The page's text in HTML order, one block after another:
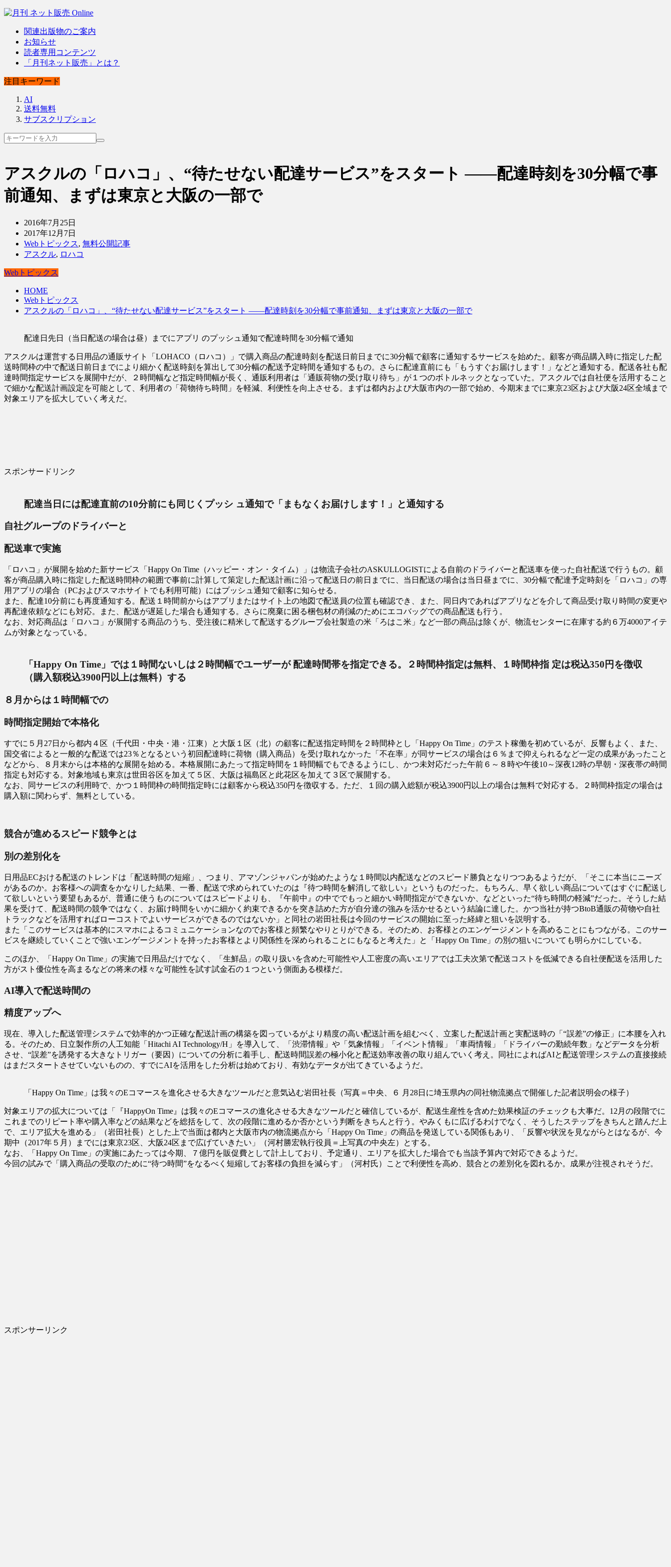
関連出版物のご案内
お知らせ
読者専用コンテンツ
「月刊ネット販売」とは？
注目キーワード
AI
送料無料
サブスクリプション
アスクルの「ロハコ」、“待たせない配達サービス”をスタート ――配達時刻を30分幅で事
前通知、まずは東京と大阪の一部で
2016年7月25日
2017年12月7日
Webトピックス, 無料公開記事
アスクル, ロハコ
Webトピックス
HOME
Webトピックス
アスクルの「ロハコ」、“待たせない配達サービス”をスタート ――配達時刻を30分幅で事前通知、まずは東京と大阪の一部で
配達日先日（当日配送の場合は昼）までにアプリ のプッシュ通知で配達時間を30分幅で通知
アスクルは運営する日用品の通販サイト「LOHACO（ロハコ）」で購入商品の配達時刻を配送日前日までに30分幅で顧客に通知するサービスを始めた。顧客が商品購入時に指定した配
送時間枠の中で配送日前日までにより細かく配送時刻を算出して30分幅の配送予定時間を通知するもの。さらに配達直前にも「もうすぐお届けします！」などと通知する。配送各社も配
達時間指定サービスを展開中だが、２時間幅など指定時間幅が長く、通販利用者は「通販荷物の受け取り待ち」が１つのボトルネックとなっていた。アスクルでは自社便を活用すること
で細かな配送計画設定を可能として、利用者の「荷物待ち時間」を軽減、利便性を向上させる。まずは都内および大阪市内の一部で始め、今期末までに東京23区および大阪24区全域まで
対象エリアを拡大していく考えだ。
スポンサードリンク
配達当日には配達直前の10分前にも同じくプッシ ュ通知で「まもなくお届けします！」と通知する
自社グループのドライバーと
配送車で実施
「ロハコ」が展開を始めた新サービス「Happy On Time（ハッピー・オン・タイム）」は物流子会社のASKULLOGISTによる自前のドライバーと配送車を使った自社配送で行うもの。顧
客が商品購入時に指定した配送時間枠の範囲で事前に計算して策定した配送計画に沿って配送日の前日までに、当日配送の場合は当日昼までに、30分幅で配達予定時刻を「ロハコ」の専
用アプリの場合（PCおよびスマホサイトでも利用可能）にはプッシュ通知で顧客に知らせる。
また、配達10分前にも再度通知する。配送１時間前からはアプリまたはサイト上の地図で配送員の位置も確認でき、また、同日内であればアプリなどを介して商品受け取り時間の変更や
再配達依頼などにも対応。また、配送が遅延した場合も通知する。さらに廃棄に困る梱包材の削減のためにエコバッグでの商品配送も行う。
なお、対応商品は「ロハコ」が展開する商品のうち、受注後に精米して配送するグループ会社製造の米「ろはこ米」など一部の商品は除くが、物流センターに在庫する約６万4000アイテ
ムが対象となっている。
「Happy On Time」では１時間ないしは２時間幅でユーザーが 配達時間帯を指定できる。２時間枠指定は無料、１時間枠指 定は税込350円を徴収
（購入額税込3900円以上は無料）する
８月からは１時間幅での
時間指定開始で本格化
すでに５月27日から都内４区（千代田・中央・港・江東）と大阪１区（北）の顧客に配送指定時間を２時間枠とし「Happy On Time」のテスト稼働を初めているが、反響もよく、また、
国交省によると一般的な配送では23％となるという初回配達時に荷物（購入商品）を受け取れなかった「不在率」が同サービスの場合は６％まで抑えられるなど一定の成果があったこと
などから、８月末からは本格的な展開を始める。本格展開にあたって指定時間を１時間幅でもできるようにし、かつ未対応だった午前６～８時や午後10～深夜12時の早朝・深夜帯の時間
指定も対応する。対象地域も東京は世田谷区を加えて５区、大阪は福島区と此花区を加えて３区で展開する。
なお、同サービスの利用時で、かつ１時間枠の時間指定時には顧客から税込350円を徴収する。ただ、１回の購入総額が税込3900円以上の場合は無料で対応する。２時間枠指定の場合は
購入額に関わらず、無料としている。
競合が進めるスピード競争とは
別の差別化を
日用品ECおける配送のトレンドは「配送時間の短縮」、つまり、アマゾンジャパンが始めたような１時間以内配送などのスピード勝負となりつつあるようだが、「そこに本当にニーズ
があるのか。お客様への調査をかなりした結果、一番、配送で求められていたのは『待つ時間を解消して欲しい』というものだった。もちろん、早く欲しい商品についてはすぐに配送し
て欲しいという要望もあるが、普通に使うものについてはスピードよりも、『午前中』の中ででもっと細かい時間指定ができないか、などといった“待ち時間の軽減”だった。そうした結
果を受けて、配送時間の競争ではなく、お届け時間をいかに細かく約束できるかを突き詰めた方が自分達の強みを活かせるという結論に達した。かつ当社が持つBtoB通販の荷物や自社
トラックなどを活用すればローコストでよいサービスができるのではないか」と同社の岩田社長は今回のサービスの開始に至った経緯と狙いを説明する。
また「このサービスは基本的にスマホによるコミュニケーションなのでお客様と頻繁なやりとりができる。そのため、お客様とのエンゲージメントを高めることにもつながる。このサー
ビスを継続していくことで強いエンゲージメントを持ったお客様とより関係性を深められることにもなると考えた」と「Happy On Time」の別の狙いについても明らかにしている。
このほか、「Happy On Time」の実施で日用品だけでなく、「生鮮品」の取り扱いを含めた可能性や人工密度の高いエリアでは工夫次第で配送コストを低減できる自社便配送を活用した
方がスト優位性を高まるなどの将来の様々な可能性を試す試金石の１つという側面ある模様だ。
AI導入で配送時間の
精度アップへ
現在、導入した配送管理システムで効率的かつ正確な配送計画の構築を図っているがより精度の高い配送計画を組むべく、立案した配送計画と実配送時の「“誤差”の修正」に本腰を入れ
る。そのため、日立製作所の人工知能「Hitachi AI Technology/H」を導入して、「渋滞情報」や「気象情報」「イベント情報」「車両情報」「ドライバーの勤続年数」などデータを分析
させ、“誤差”を誘発する大きなトリガー（要因）についての分析に着手し、配送時間誤差の極小化と配送効率改善の取り組んでいく考え。同社によればAIと配送管理システムの直接接続
はまだスタートさせていないものの、すでにAIを活用をした分析は始めており、有効なデータが出てきているようだ。
「Happy On Time」は我々のEコマースを進化させる大きなツールだと意気込む岩田社長（写真＝中央、６ 月28日に埼玉県内の同社物流拠点で開催した記者説明会の様子）
対象エリアの拡大については「『HappyOn Time』は我々のEコマースの進化させる大きなツールだと確信しているが、配送生産性を含めた効果検証のチェックも大事だ。12月の段階でに
これまでのリピート率や購入率などの結果などを総括をして、次の段階に進めるか否かという判断をきちんと行う。やみくもに広げるわけでなく、そうしたステップをきちんと踏んだ上
で、エリア拡大を進める」（岩田社長）とした上で当面は都内と大阪市内の物流拠点から「Happy On Time」の商品を発送している関係もあり、「反響や状況を見ながらとはなるが、今
期中（2017年５月）までには東京23区、大阪24区まで広げていきたい」（河村勝宏執行役員＝上写真の中央左）とする。
なお、「Happy On Time」の実施にあたっては今期、７億円を販促費として計上しており、予定通り、エリアを拡大した場合でも当該予算内で対応できるようだ。
今回の試みで「購入商品の受取のために“待つ時間”をなるべく短縮してお客様の負担を減らす」（河村氏）ことで利便性を高め、競合との差別化を図れるか。成果が注視されそうだ。
スポンサーリンク